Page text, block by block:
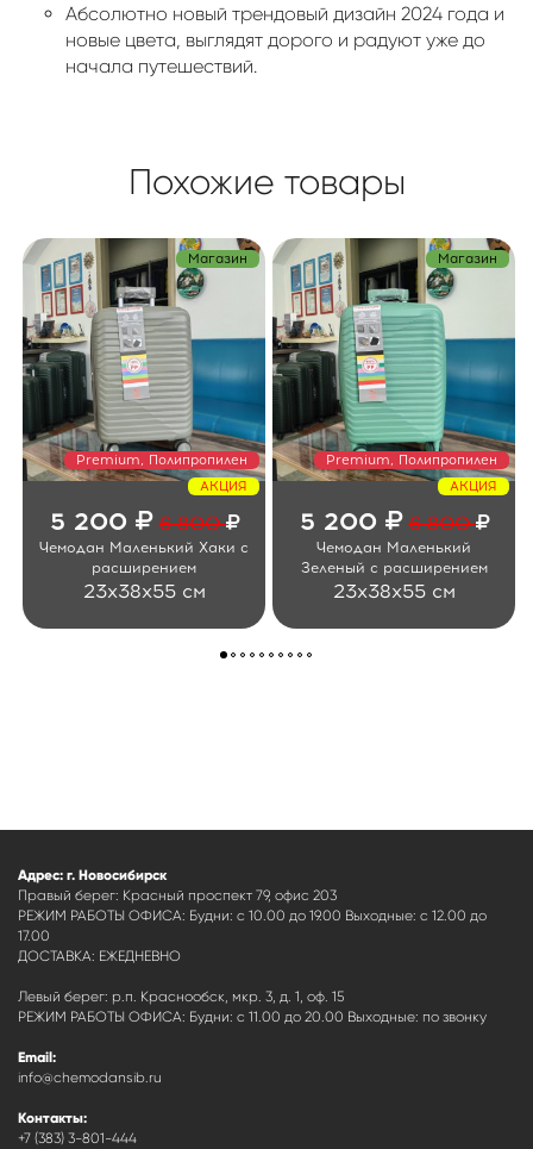
Абсолютно новый трендовый дизайн 2024 года и
новые цвета, выглядят дорого и радуют уже до
начала путешествий.
Похожие товары
Магазин
Premium, Полипропилен
АКЦИЯ
5 200 6 800
Чемодан Маленький Хаки с
расширением
23x38x55 см
Магазин
Premium, Полипропилен
АКЦИЯ
5 200 6 800
Чемодан Маленький
Зеленый с расширением
23x38x55 см
Адрес: г. Новосибирск
Правый берег: Красный проспект 79, офис 203
РЕЖИМ РАБОТЫ ОФИСА: Будни: с 10.00 до 19.00 Выходные: с 12.00 до
17.00
ДОСТАВКА: ЕЖЕДНЕВНО
Левый берег: р.п. Краснообск, мкр. 3, д. 1, оф. 15
РЕЖИМ РАБОТЫ ОФИСА: Будни: с 11.00 до 20.00 Выходные: по звонку
Email:
info@chemodansib.ru
Контакты:
+7 (383) 3-801-444